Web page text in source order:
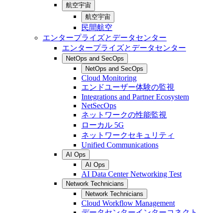
航空宇宙
航空宇宙
民間航空
エンタープライズとデータセンター
エンタープライズとデータセンター
NetOps and SecOps
NetOps and SecOps
Cloud Monitoring
エンドユーザー体験の監視
Integrations and Partner Ecosystem
NetSecOps
ネットワークの性能監視
ローカル 5G
ネットワークセキュリティ
Unified Communications
AI Ops
AI Ops
AI Data Center Networking Test
Network Technicians
Network Technicians
Cloud Workflow Management